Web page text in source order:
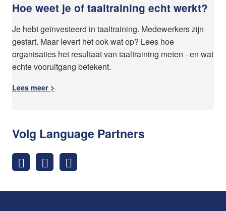
Hoe weet je of taaltraining echt werkt?
Je hebt geïnvesteerd in taaltraining. Medewerkers zijn
gestart. Maar levert het ook wat op? Lees hoe
organisaties het resultaat van taaltraining meten - en wat
echte vooruitgang betekent.
Lees meer >
Volg Language Partners